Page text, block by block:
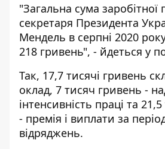
"Загальна сума заробітної
секретаря Президента
Мендель в серпні 2020
218 гривень", - йдеться у
Так, 17,7 тисячі гривень
оклад, 7 тисяч гривень -
інтенсивність праці та
- премія і виплати за
відряджень.